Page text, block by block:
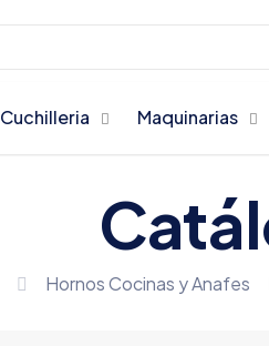
Cuchilleria Maquinarias
Hornos Cocinas y Anafes